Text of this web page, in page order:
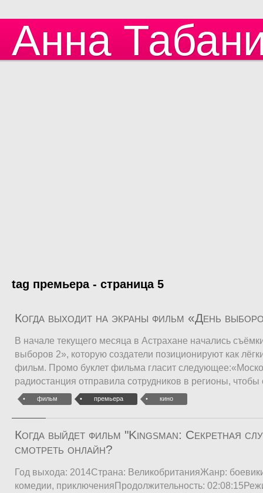
Анна
tag премьера - страница 5
Когда выходит на экраны фильм «День
В начале текущего месяца в Астрахане начались
выборов 2», которую создатели позиционируют как
фильм. Промо буклет фильма гласит
радиостанция отправила сотрудников в регионы, чтобы
фильм премьера кино
Когда выйдет фильм "Kingsman: Секретная
смотреть онлайн?
Год выхода: 2014Страна: ВеликобританияЖанр:
комедии, приключенияПродолжительность: